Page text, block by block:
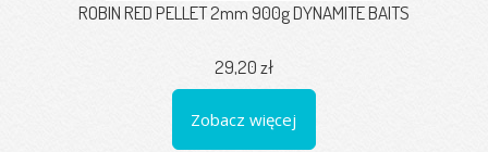
ROBIN RED PELLET 2mm 900g DYNAMITE BAITS
29,20 zł
Zobacz więcej